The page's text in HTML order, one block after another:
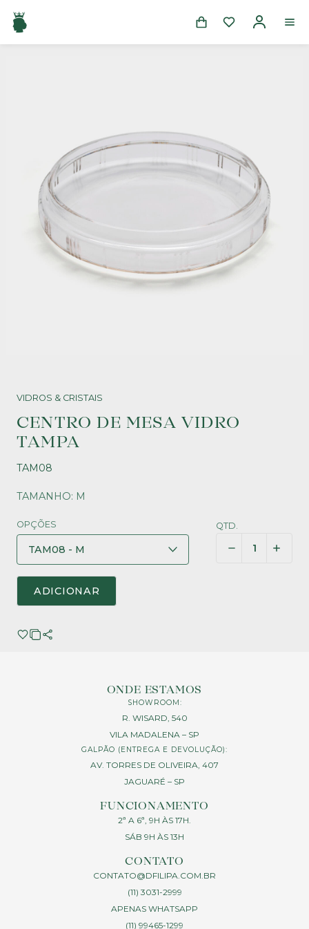
VIDROS & CRISTAIS
CENTRO DE MESA VIDRO
TAMPA
TAM08
TAMANHO: M
OPÇÕES QTD.
ADICIONAR
ONDE ESTAMOS
SHOWROOM:
R. WISARD, 540
VILA MADALENA – SP
GALPÃO (ENTREGA E DEVOLUÇÃO):
AV. TORRES DE OLIVEIRA, 407
JAGUARÉ – SP
FUNCIONAMENTO
2ª A 6ª, 9H ÀS 17H.
SÁB 9H ÀS 13H
CONTATO
CONTATO@DFILIPA.COM.BR
(11) 3031-2999
APENAS WHATSAPP
(11) 99465-1299